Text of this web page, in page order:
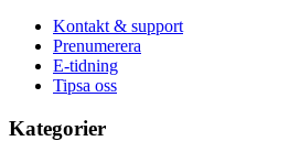
Kontakt & support
Prenumerera
E-tidning
Tipsa oss
Kategorier